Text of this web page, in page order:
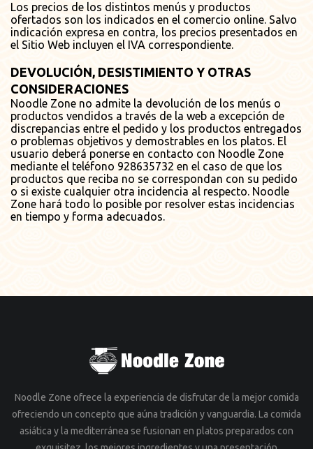
Los precios de los distintos menús y productos
ofertados son los indicados en el comercio online. Salvo
indicación expresa en contra, los precios presentados en
el Sitio Web incluyen el IVA correspondiente.
DEVOLUCIÓN, DESISTIMIENTO Y OTRAS
CONSIDERACIONES
Noodle Zone no admite la devolución de los menús o
productos vendidos a través de la web a excepción de
discrepancias entre el pedido y los productos entregados
o problemas objetivos y demostrables en los platos. El
usuario deberá ponerse en contacto con Noodle Zone
mediante el teléfono 928635732 en el caso de que los
productos que reciba no se correspondan con su pedido
o si existe cualquier otra incidencia al respecto. Noodle
Zone hará todo lo posible por resolver estas incidencias
en tiempo y forma adecuados.
Noodle Zone ofrece la experiencia de disfrutar de la mejor comida
ofreciendo un concepto que aúna tradición y vanguardia. La comida
asiática y la mediterránea se fusionan en platos preparados con